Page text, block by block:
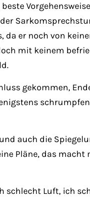
er noch von
mit keinem
gekommen,
auch die
Pläne, das macht
schlecht Luft, ich